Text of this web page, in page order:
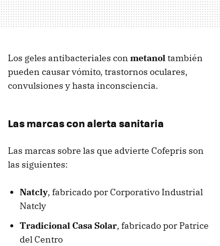
Los geles antibacteriales con metanoltambién
pueden causar vómito, trastornos oculares,
convulsiones y hasta inconsciencia.
Las marcas con alerta sanitaria
Las marcas sobre las que advierte Cofepris son
las siguientes:
Natcly, fabricado por Corporativo Industrial
Natcly
Tradicional Casa Solar, fabricado por Patrice
del Centro